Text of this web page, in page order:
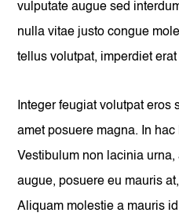
vulputate augue sed
nulla vitae justo congue
tellus volutpat, imperdiet
Integer feugiat volutpat eros
amet posuere magna. In
Vestibulum non lacinia
augue, posuere eu mauris
Aliquam molestie a mauris